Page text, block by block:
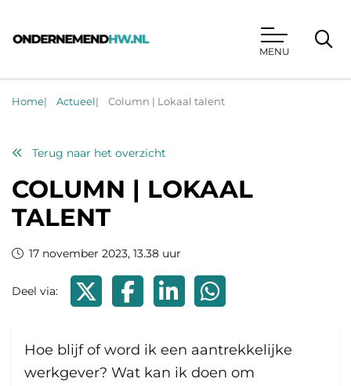
MENU
Home Actueel Column | Lokaal talent
Terug naar het overzicht
COLUMN | LOKAAL
TALENT
17 november 2023, 13.38 uur
Deel via: Deel via XDeel via Facebook
Deel via LinkedIn
Hoe blijf of word ik een aantrekkelijke
werkgever? Wat kan ik doen om